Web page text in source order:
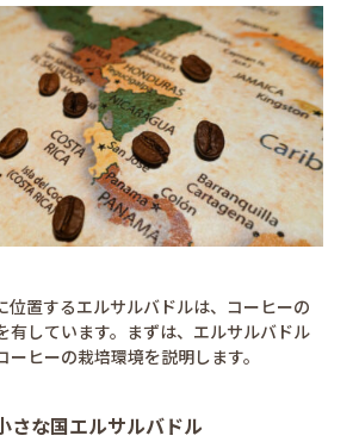
位置するエルサルバドルは、コーヒーの
有しています。まずは、エルサルバドル
ーヒーの栽培環境を説明します。
さな国エルサルバドル